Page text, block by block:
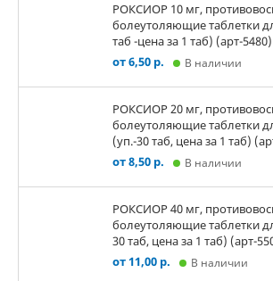
РОКСИОР 10 мг,
болеутоляющие таблетки
таб -цена за 1 таб) (арт-5480)
от 6,50 р.
В наличии
РОКСИОР 20 мг,
болеутоляющие таблетки
(уп.-30 таб, цена за 1 таб)
от 8,50 р.
В наличии
РОКСИОР 40 мг,
болеутоляющие таблетки
30 таб, цена за 1 таб) (арт-
от 11,00 р.
В наличии